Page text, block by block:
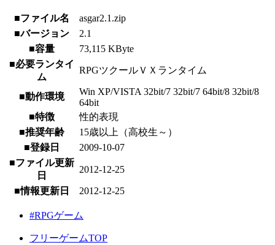
■ファイル名
asgar2.1.zip
■バージョン
2.1
■容量
73,115 KByte
■必要ランタイ
ム
RPGツクールＶＸランタイム
■動作環境
Win XP/VISTA 32bit/7 32bit/7 64bit/8 32bit/8
64bit
■特徴
性的表現
■推奨年齢
15歳以上（高校生～）
■登録日
2009-10-07
■ファイル更新
日
2012-12-25
■情報更新日 2012-12-25
#RPGゲーム
フリーゲームTOP